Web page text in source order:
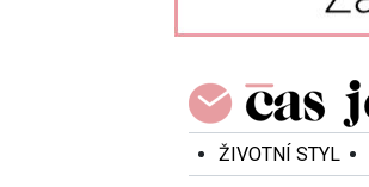
ŽIVOTNÍ STYL